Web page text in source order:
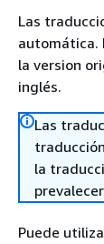
Las
automática.
la version
inglés.
Las
la
Puede